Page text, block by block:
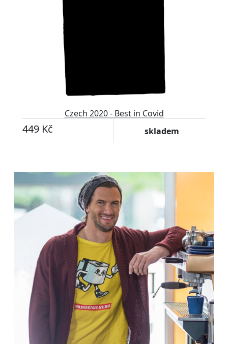
Czech 2020 - Best in Covid
449 Kč skladem